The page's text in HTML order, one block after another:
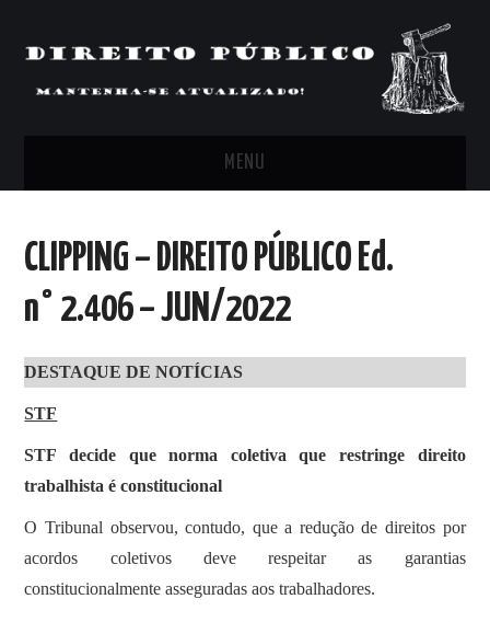
MENU
ARTIGOS, COMENTÁRIOS E PONTOS
CLIPPING’S
SOBRE
CLIPPING – DIREITO PÚBLICO Ed.
n° 2.406 – JUN/2022
DESTAQUE DE NOTÍCIAS
STF
STF decide que norma coletiva que restringe direito
trabalhista é constitucional
O Tribunal observou, contudo, que a redução de direitos por
acordos coletivos deve respeitar as garantias
constitucionalmente asseguradas aos trabalhadores.